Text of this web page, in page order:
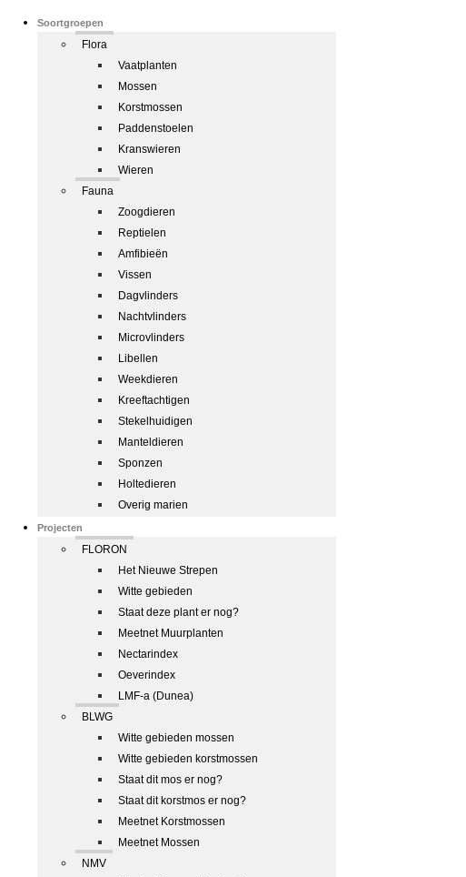
Soortgroepen
Flora
Vaatplanten
Mossen
Korstmossen
Paddenstoelen
Kranswieren
Wieren
Fauna
Zoogdieren
Reptielen
Amfibieën
Vissen
Dagvlinders
Nachtvlinders
Microvlinders
Libellen
Weekdieren
Kreeftachtigen
Stekelhuidigen
Manteldieren
Sponzen
Holtedieren
Overig marien
Projecten
FLORON
Het Nieuwe Strepen
Witte gebieden
Staat deze plant er nog?
Meetnet Muurplanten
Nectarindex
Oeverindex
LMF-a (Dunea)
BLWG
Witte gebieden mossen
Witte gebieden korstmossen
Staat dit mos er nog?
Staat dit korstmos er nog?
Meetnet Korstmossen
Meetnet Mossen
NMV